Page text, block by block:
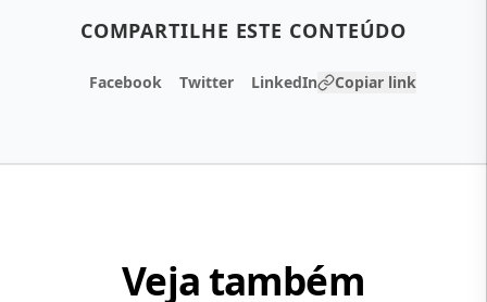
COMPARTILHE ESTE CONTEÚDO
Facebook Twitter LinkedIn Copiar link
Veja também